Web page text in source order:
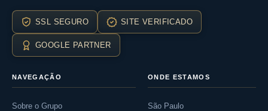
SSL SEGURO SITE VERIFICADO
GOOGLE PARTNER
NAVEGAÇÃO
Sobre o Grupo
ONDE ESTAMOS
São Paulo